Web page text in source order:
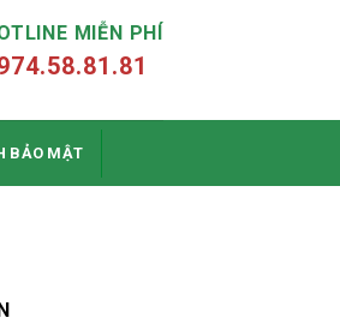
MIỄN PHÍ
BẢO MẬT